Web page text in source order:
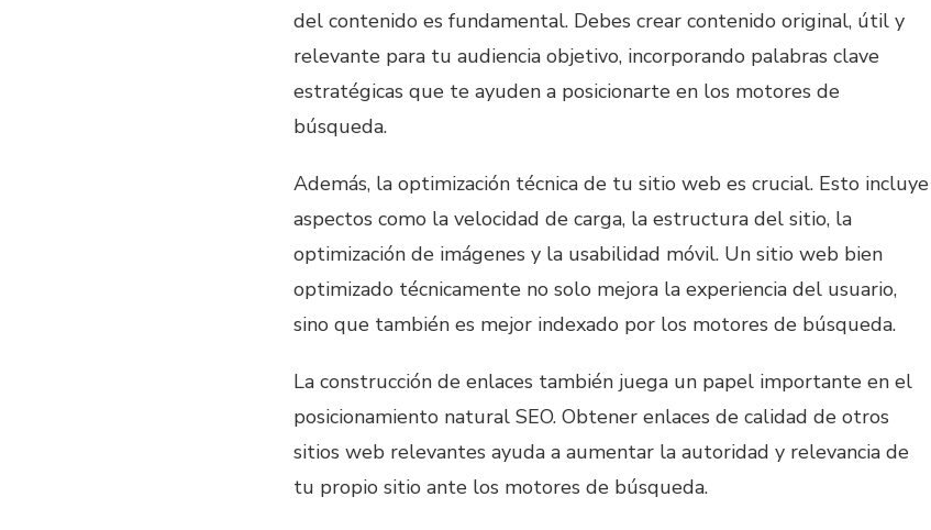
del contenido es fundamental. Debes crear contenido original, útil y
relevante para tu audiencia objetivo, incorporando palabras clave
estratégicas que te ayuden a posicionarte en los motores de
búsqueda.
Además, la optimización técnica de tu sitio web es crucial. Esto incluye
aspectos como la velocidad de carga, la estructura del sitio, la
optimización de imágenes y la usabilidad móvil. Un sitio web bien
optimizado técnicamente no solo mejora la experiencia del usuario,
sino que también es mejor indexado por los motores de búsqueda.
La construcción de enlaces también juega un papel importante en el
posicionamiento natural SEO. Obtener enlaces de calidad de otros
sitios web relevantes ayuda a aumentar la autoridad y relevancia de
tu propio sitio ante los motores de búsqueda.